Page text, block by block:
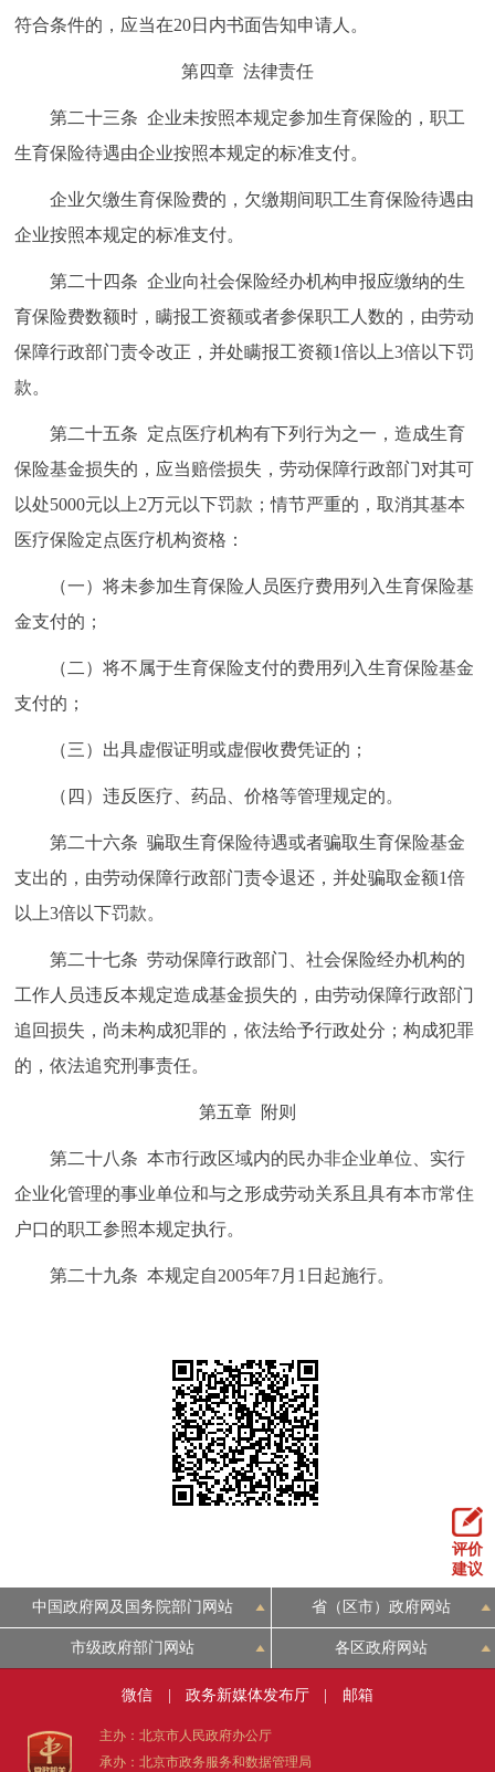
符合条件的，应当在20日内书面告知申请人。
第四章 法律责任
第二十三条 企业未按照本规定参加生育保险的，职工
生育保险待遇由企业按照本规定的标准支付。
企业欠缴生育保险费的，欠缴期间职工生育保险待遇由
企业按照本规定的标准支付。
第二十四条 企业向社会保险经办机构申报应缴纳的生
育保险费数额时，瞒报工资额或者参保职工人数的，由劳动
保障行政部门责令改正，并处瞒报工资额1倍以上3倍以下罚
款。
第二十五条 定点医疗机构有下列行为之一，造成生育
保险基金损失的，应当赔偿损失，劳动保障行政部门对其可
以处5000元以上2万元以下罚款；情节严重的，取消其基本
医疗保险定点医疗机构资格：
（一）将未参加生育保险人员医疗费用列入生育保险基
金支付的；
（二）将不属于生育保险支付的费用列入生育保险基金
支付的；
（三）出具虚假证明或虚假收费凭证的；
（四）违反医疗、药品、价格等管理规定的。
第二十六条 骗取生育保险待遇或者骗取生育保险基金
支出的，由劳动保障行政部门责令退还，并处骗取金额1倍
以上3倍以下罚款。
第二十七条 劳动保障行政部门、社会保险经办机构的
工作人员违反本规定造成基金损失的，由劳动保障行政部门
追回损失，尚未构成犯罪的，依法给予行政处分；构成犯罪
的，依法追究刑事责任。
第五章 附则
第二十八条 本市行政区域内的民办非企业单位、实行
企业化管理的事业单位和与之形成劳动关系且具有本市常住
户口的职工参照本规定执行。
第二十九条 本规定自2005年7月1日起施行。
评价
建议
中国政府网及国务院部门网站 省（区市）政府网站
市级政府部门网站 各区政府网站
微信 政务新媒体发布厅 邮箱
主办：北京市人民政府办公厅
承办：北京市政务服务和数据管理局